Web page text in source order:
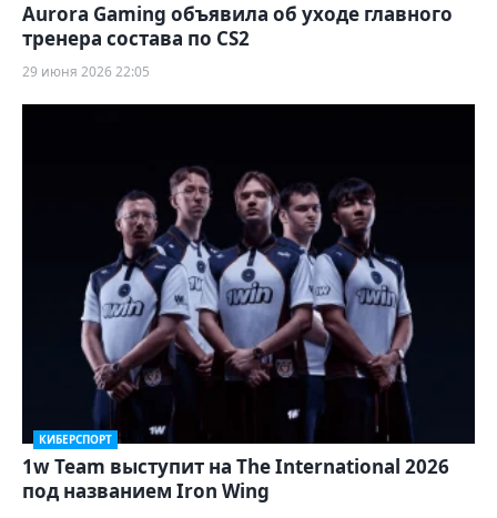
Aurora Gaming объявила об уходе главного
тренера состава по CS2
29 июня 2026 22:05
КИБЕРСПОРТ
1w Team выступит на The International 2026
под названием Iron Wing